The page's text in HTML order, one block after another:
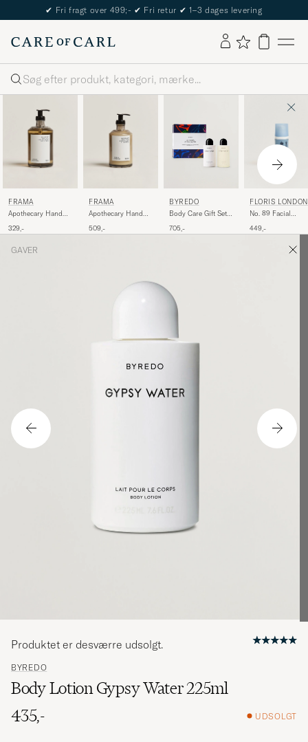
✔ Fri fragt over 499;- ✔ Fri retur ✔ 1–3 dages levering
Søg
FRAMA
Apothecary Hand
329,-
FRAMA
Apothecary Hand
509,-
BYREDO
Body Care Gift Set
705,-
FLORIS LONDON
No. 89 Facial
449,-
GAVER
BYREDO
Body Lotion Gypsy Water 225ml
435,-
UDSOLGT
Produktet er desværre udsolgt.